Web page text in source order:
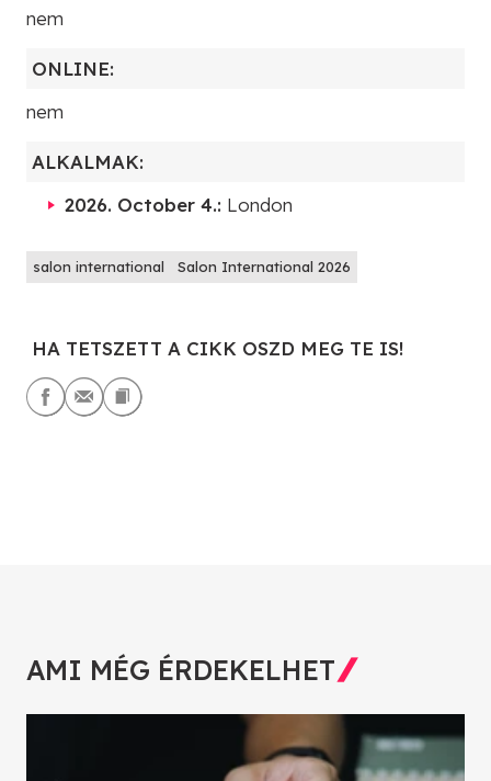
nem
ONLINE:
nem
ALKALMAK:
2026. October 4.: London
salon international Salon International 2026
HA TETSZETT A CIKK OSZD MEG TE IS!
AMI MÉG ÉRDEKELHET